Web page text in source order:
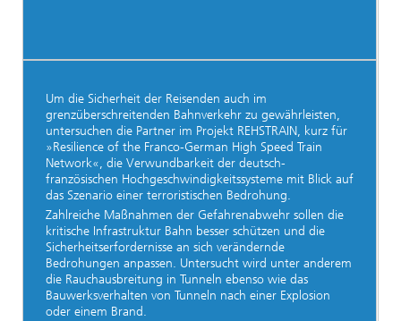
Um die Sicherheit der Reisenden auch im
grenzüberschreitenden Bahnverkehr zu gewährleisten,
untersuchen die Partner im Projekt REHSTRAIN, kurz für
»Resilience of the Franco-German High Speed Train
Network«, die Verwundbarkeit der deutsch-
französischen Hochgeschwindigkeitssysteme mit Blick auf
das Szenario einer terroristischen Bedrohung.
Zahlreiche Maßnahmen der Gefahrenabwehr sollen die
kritische Infrastruktur Bahn besser schützen und die
Sicherheitserfordernisse an sich verändernde
Bedrohungen anpassen. Untersucht wird unter anderem
die Rauchausbreitung in Tunneln ebenso wie das
Bauwerksverhalten von Tunneln nach einer Explosion
oder einem Brand.